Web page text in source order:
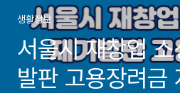
생활정보
서울시 재창업 소
발판 고용장려금